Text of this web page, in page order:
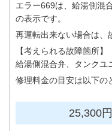
エラー669は、給湯側混
の表示です。
再運転出来ない場合は、
【考えられる故障箇所】
給湯側混合弁、タンクユ
修理料金の目安は以下の
25,300円